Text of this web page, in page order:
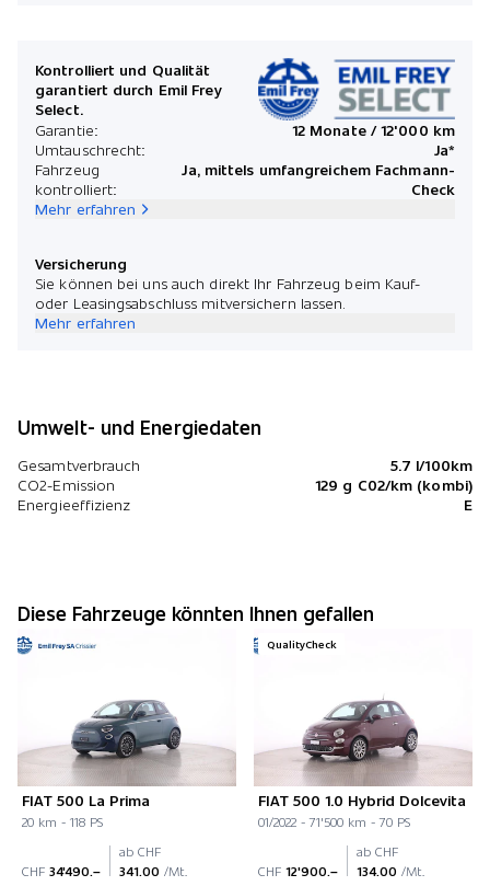
Kontrolliert und Qualität
garantiert durch Emil Frey
Select.
Garantie:
12 Monate / 12'000 km
Umtauschrecht:
Ja*
Fahrzeug
kontrolliert:
Ja, mittels umfangreichem Fachmann-
Check
Mehr erfahren
Versicherung
Sie können bei uns auch direkt Ihr Fahrzeug beim Kauf-
oder Leasingsabschluss mitversichern lassen.
Mehr erfahren
Umwelt- und Energiedaten
Gesamtverbrauch
5.7 l/100km
CO2-Emission
129 g C02/km (kombi)
Energieeffizienz
E
Diese Fahrzeuge könnten Ihnen gefallen
FIAT 500 La Prima
20 km - 118 PS
CHF 34'490.–
ab CHF
341.00 /Mt.
QualityCheck
FIAT 500 1.0 Hybrid Dolcevita
01/2022 - 71'500 km - 70 PS
CHF 12'900.–
ab CHF
134.00 /Mt.